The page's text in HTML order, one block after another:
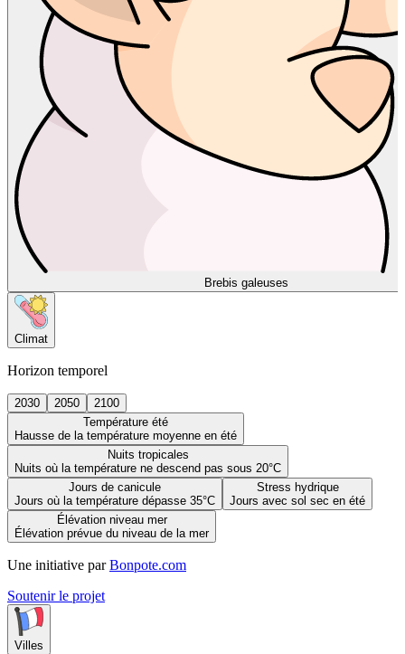
Brebis galeuses
Climat
Horizon temporel
2030 2050
2100
Température été
Hausse de la température moyenne en été
Nuits tropicales
Nuits où la température ne descend pas sous 20°C
Jours de canicule
Jours où la température dépasse 35°C
Stress hydrique
Jours avec sol sec en été
Élévation niveau mer
Élévation prévue du niveau de la mer
Une initiative par Bonpote.com
Soutenir le projet
Villes